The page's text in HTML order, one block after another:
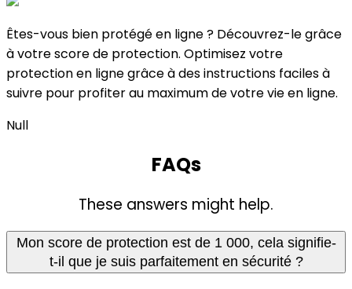
Êtes-vous bien protégé en ligne ? Découvrez-le grâce
à votre score de protection. Optimisez votre
protection en ligne grâce à des instructions faciles à
suivre pour profiter au maximum de votre vie en ligne.
Null
FAQs
These answers might help.
Mon score de protection est de 1 000, cela signifie-
t-il que je suis parfaitement en sécurité ?